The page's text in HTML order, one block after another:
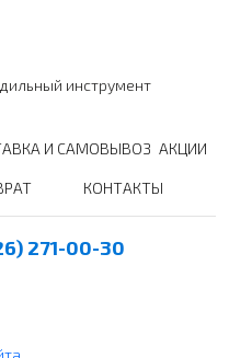
инструмент
И САМОВЫВОЗ АКЦИИ
КОНТАКТЫ
271-00-30